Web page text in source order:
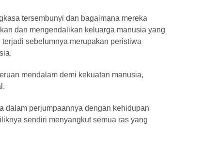
tersembunyi dan bagaimana mereka
dan mengendalikan keluarga manusia yang
sebelumnya merupakan peristiwa
mendalam demi kekuatan manusia,
dalam perjumpaannya dengan kehidupan
sendiri menyangkut semua ras yang